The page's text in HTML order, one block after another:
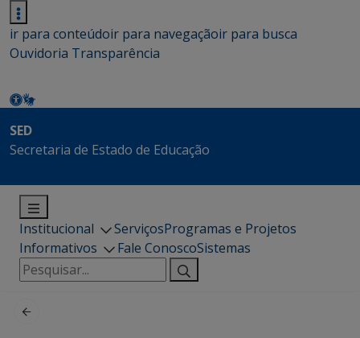
ir para conteúdoir para navegaçãoir para busca
Ouvidoria Transparência
SED
Secretaria de Estado de Educação
Institucional ServiçosProgramas e Projetos
Informativos
Fale ConoscoSistemas
Pesquisar
por: